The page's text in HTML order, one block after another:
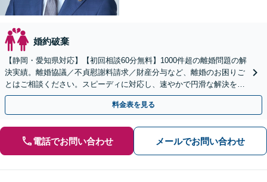
婚約破棄
【静岡・愛知県対応】【初回相談60分無料】1000件超の離婚問題の解
決実績。離婚協議／不貞慰謝料請求／財産分与など、離婚のお困りご
とはご相談ください。スピーディに対応し、速やかで円滑な解決を目
指します【女性弁護士・男性弁護士どちらも所属】
料金表を見る
電話でお問い合わせ メールでお問い合わせ